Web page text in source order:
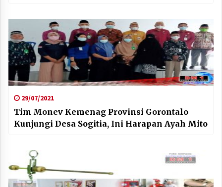
29/07/2021
Tim Monev Kemenag Provinsi Gorontalo
Kunjungi Desa Sogitia, Ini Harapan Ayah Mito